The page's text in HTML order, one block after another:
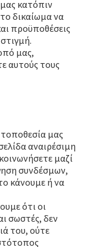
κατόπιν
δικαίωμα να
προϋποθέσεις
μας,
αυτούς τους
μας
αναιρέσιμη
μαζί
συνδέσμων,
κάνουμε ή να
ότι οι
σωστές, δεν
του, ούτε